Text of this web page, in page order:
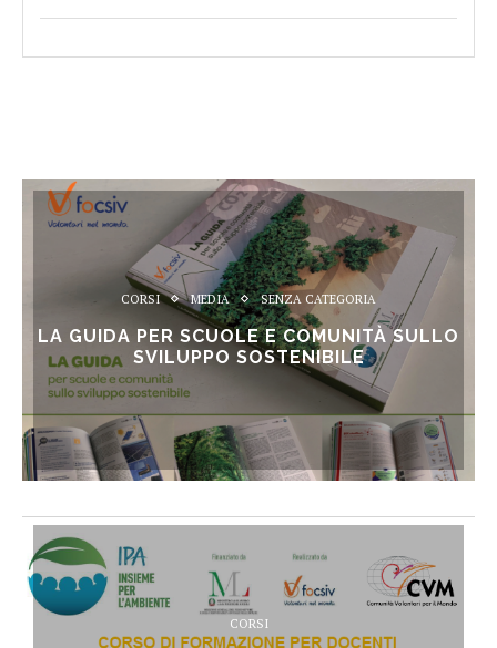
CORSI MEDIA SENZA CATEGORIA
LA GUIDA PER SCUOLE E COMUNITÀ SULLO
SVILUPPO SOSTENIBILE
CORSI